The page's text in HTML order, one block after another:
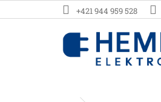
na
+421 944 959 528